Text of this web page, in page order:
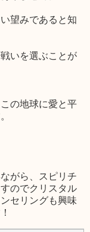
望みであると知
いを選ぶことが
の地球に愛と平
がら、スピリチ
のでクリスタル
セリングも興味